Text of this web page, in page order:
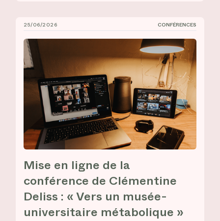
Mise en ligne de la conférence de Clémentine Deliss
25/06/2026 CONFÉRENCES
Mise en ligne de la
conférence de Clémentine
Deliss : « Vers un musée-
universitaire métabolique »